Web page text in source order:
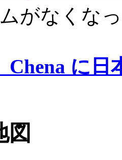
がなくな
Chena に
図